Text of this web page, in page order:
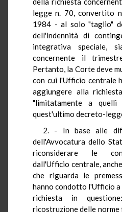
legge n. 70, convertito
1984 - al solo "taglio"
dell'indennità di
integrativa speciale,
concernente il
Pertanto, la Corte deve
con cui l'Ufficio centrale
aggiungere alla
"limitatamente a
quest'ultimo decreto-
2. - In base alle
dell'Avvocatura dello
riconsiderare le
dall'Ufficio centrale,
che riguarda le
hanno condotto l'Ufficio
richiesta in
ricostruzione delle